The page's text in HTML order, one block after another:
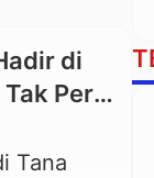
di
Perlu
Tana